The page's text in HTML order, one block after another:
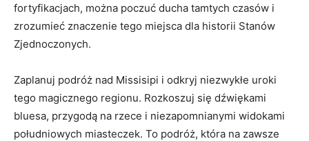
fortyfikacjach, można poczuć ducha tamtych czasów i
zrozumieć znaczenie tego miejsca dla historii Stanów
Zjednoczonych.
Zaplanuj podróż nad Missisipi i odkryj niezwykłe uroki
tego magicznego regionu. Rozkoszuj się dźwiękami
bluesa, przygodą na rzece i niezapomnianymi widokami
południowych miasteczek. To podróż, która na zawsze